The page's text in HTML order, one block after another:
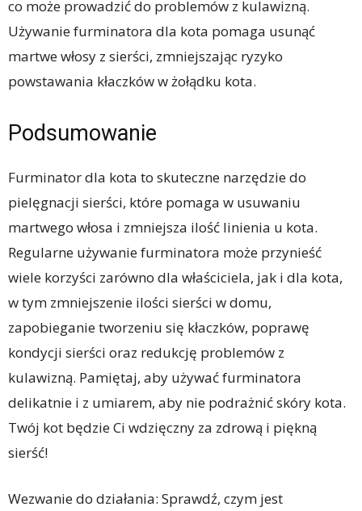
co może prowadzić do problemów z kulawizną.
Używanie furminatora dla kota pomaga usunąć
martwe włosy z sierści, zmniejszając ryzyko
powstawania kłaczków w żołądku kota.
Podsumowanie
Furminator dla kota to skuteczne narzędzie do
pielęgnacji sierści, które pomaga w usuwaniu
martwego włosa i zmniejsza ilość linienia u kota.
Regularne używanie furminatora może przynieść
wiele korzyści zarówno dla właściciela, jak i dla kota,
w tym zmniejszenie ilości sierści w domu,
zapobieganie tworzeniu się kłaczków, poprawę
kondycji sierści oraz redukcję problemów z
kulawizną. Pamiętaj, aby używać furminatora
delikatnie i z umiarem, aby nie podrażnić skóry kota.
Twój kot będzie Ci wdzięczny za zdrową i piękną
sierść!
Wezwanie do działania: Sprawdź, czym jest